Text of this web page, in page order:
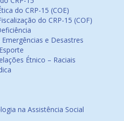
do CRP-15 (COE)
do CRP-15 (COF)
e Desastres
Étnico – Raciais
na Assistência Social